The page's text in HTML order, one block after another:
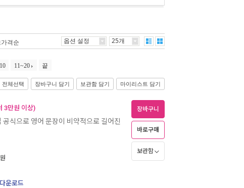
격순 옵션 설정 25개
10 11~20 끝
전체선택 장바구니 담기 보관함 담기 마이리스트 담기
3만원 이상)
공식으로 영어 문장이 비약적으로 길어진
원
운로드
장바구니
바로구매
보관함